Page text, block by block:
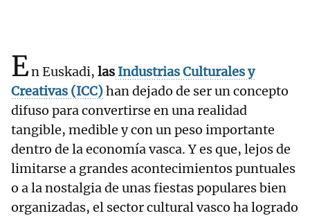
En Euskadi, las Industrias Culturales y
Creativas (ICC)han dejado de ser un concepto
difuso para convertirse en una realidad
tangible, medible y con un peso importante
dentro de la economía vasca. Y es que, lejos de
limitarse a grandes acontecimientos puntuales
o a la nostalgia de unas fiestas populares bien
organizadas, el sector cultural vasco ha logrado